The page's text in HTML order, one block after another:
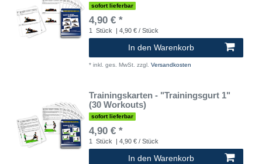
sofort lieferbar
4,90 € *
1 Stück | 4,90 € / Stück
In den Warenkorb
* inkl. ges. MwSt. zzgl. Versandkosten
Trainingskarten - "Trainingsgurt 1"
(30 Workouts)
sofort lieferbar
4,90 € *
1 Stück | 4,90 € / Stück
In den Warenkorb